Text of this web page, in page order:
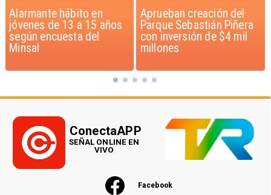
Aprueban creación del
Parque Sebastián Piñera
con inversión de $4 mil
millones
Claudio Bravo baja la
euforia sobre fichaje de
Vozinha
Facebook
ConectaAPP
SEÑAL ONLINE EN
VIVO